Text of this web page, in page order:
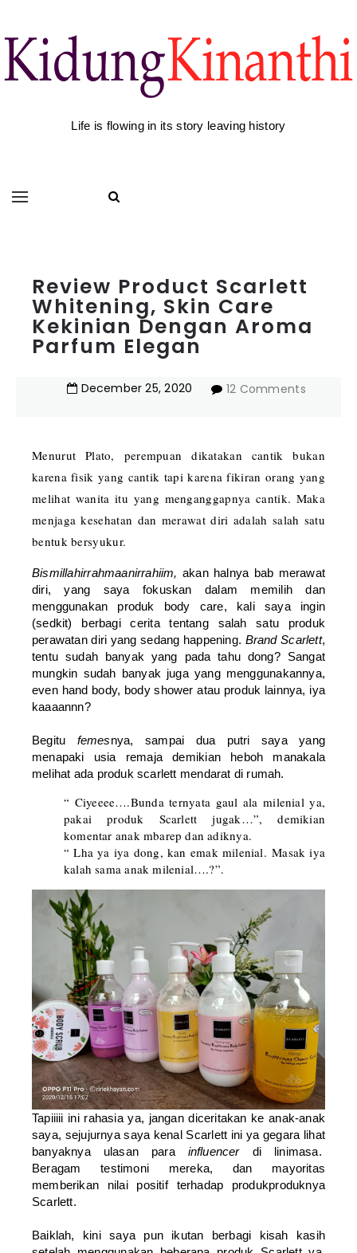
Life is flowing in its story leaving history
Review Product Scarlett
Whitening, Skin Care
Kekinian Dengan Aroma
Parfum Elegan
December 25,2020 12 Comments
Menurut Plato, perempuan dikatakan cantik bukan
karena fisik yang cantik tapi karena fikiran orang yang
melihat wanita itu yang menganggapnya cantik. Maka
menjaga kesehatan dan merawat diri adalah salah satu
bentuk bersyukur.
Bismillahirrahmaanirrahiim, akan halnya bab merawat
diri, yang saya fokuskan dalam memilih dan
menggunakan produk body care, kali saya ingin
(sedkit) berbagi cerita tentang salah satu produk
perawatan diri yang sedang happening. Brand Scarlett,
tentu sudah banyak yang pada tahu dong? Sangat
mungkin sudah banyak juga yang menggunakannya,
even hand body, body shower atau produk lainnya, iya
kaaaannn?
Begitu femesnya, sampai dua putri saya yang
menapaki usia remaja demikian heboh manakala
melihat ada produk scarlett mendarat di rumah.
“ Ciyeeee….Bunda ternyata gaul ala milenial ya,
pakai produk Scarlett jugak…”, demikian
komentar anak mbarep dan adiknya.
“ Lha ya iya dong, kan emak milenial. Masak iya
kalah sama anak milenial….?”.
Tapiiiii ini rahasia ya, jangan diceritakan ke anak-anak
saya, sejujurnya saya kenal Scarlett ini ya gegara lihat
banyaknya ulasan para influencerdi linimasa.
Beragam testimoni mereka, dan mayoritas
memberikan nilai positif terhadap produkproduknya
Scarlett.
Baiklah, kini saya pun ikutan berbagi kisah kasih